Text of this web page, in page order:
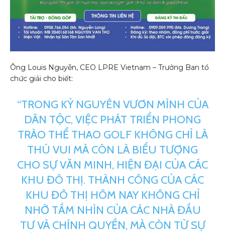
Ông Louis Nguyễn, CEO LPRE Vietnam – Trưởng Ban tổ
chức giải cho biết:
“TRONG KỶ NGUYÊN VƯƠN MÌNH CỦA
DÂN TỘC, VIỆC PHÁT TRIỂN PHONG
TRÀO THỂ THAO GOLF KHÔNG CHỈ LÀ
THÚ VUI MÀ CÒN LÀ BIỂU TƯỢNG
CHO SỰ VĂN MINH, HIỆN ĐẠI CỦA CÁC
KHU ĐÔ THỊ. THÀNH CÔNG CỦA CÁC
KHU ĐÔ THỊ HÔM NAY KHÔNG CHỈ
NHỜ TẦM NHÌN CỦA CÁC NHÀ ĐẦU
TƯ VÀ CHÍNH QUYỀN, MÀ CÒN TỪ SỰ